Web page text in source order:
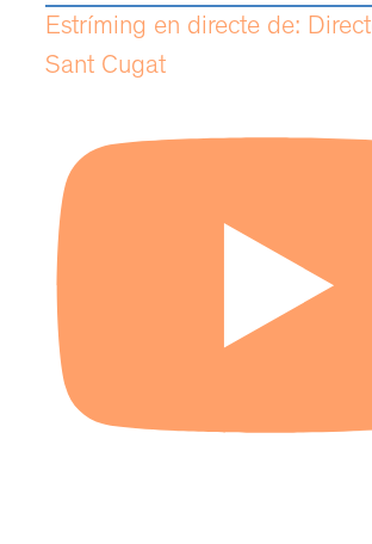
Estríming en directe de:
Sant Cugat